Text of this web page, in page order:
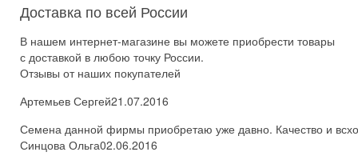
Доставка по всей России
В нашем интернет-магазине вы можете приобрести товары
с доставкой в любою точку России.
Отзывы от наших покупателей
Артемьев Сергей21.07.2016
Семена данной фирмы приобретаю уже давно. Качество и
Синцова Ольга02.06.2016